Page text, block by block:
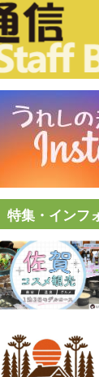
特集・インフ